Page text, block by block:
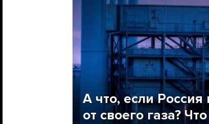
А что, если
от своего газа?